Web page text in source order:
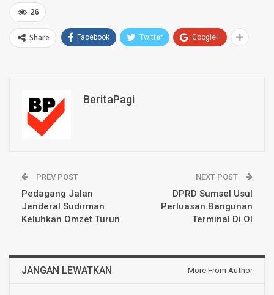
26
Share Facebook Twitter Google+
BeritaPagi
PREV POST
Pedagang Jalan
Jenderal Sudirman
Keluhkan Omzet Turun
NEXT POST
DPRD Sumsel Usul
Perluasan Bangunan
Terminal Di OI
JANGAN LEWATKAN More From Author